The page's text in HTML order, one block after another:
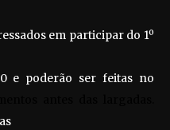
em participar do 1º
e poderão ser feitas no